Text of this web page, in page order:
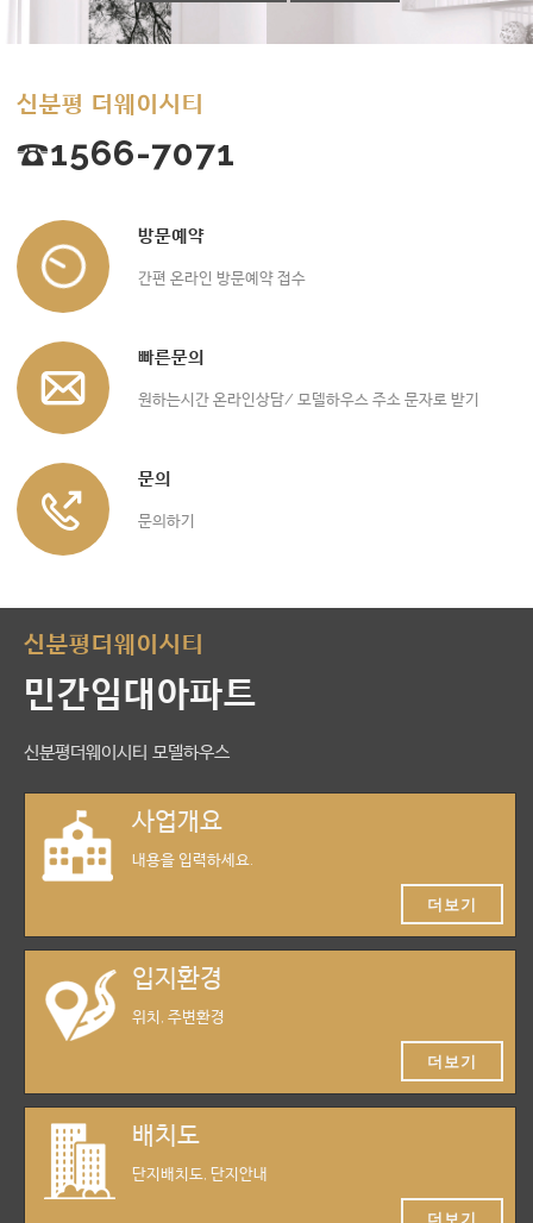
신분평 더웨이시티
☎1566-7071
방문예약
간편 온라인 방문예약 접수
빠른문의
원하는시간 온라인상담/ 모델하우스 주소 문자로 받기
문의
문의하기
신분평더웨이시티
민간임대아파트
신분평더웨이시티 모델하우스
사업개요
내용을 입력하세요.
더보기
입지환경
위치, 주변환경
더보기
배치도
단지배치도, 단지안내
더보기